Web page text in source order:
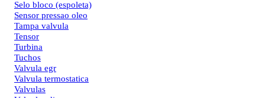
Selo bloco (espoleta)
Sensor pressao oleo
Tampa valvula
Tensor
Turbina
Tuchos
Valvula egr
Valvula termostatica
Valvulas